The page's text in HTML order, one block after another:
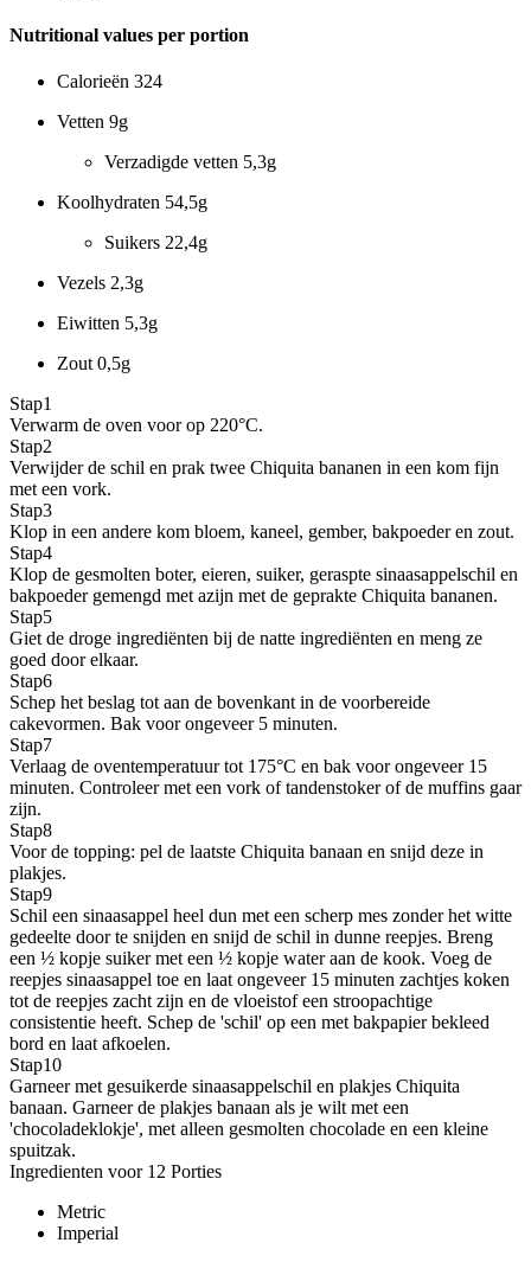
Nutritional values per portion
Calorieën 324
Vetten 9g
Verzadigde vetten 5,3g
Koolhydraten 54,5g
Suikers 22,4g
Vezels 2,3g
Eiwitten 5,3g
Zout0,5g
Stap1
Verwarm de oven voor op 220°C.
Stap2
Verwijder de schil en prak twee Chiquita bananen in een kom fijn
met een vork.
Stap3
Klop in een andere kom bloem, kaneel, gember, bakpoeder en zout.
Stap4
Klop de gesmolten boter, eieren, suiker, geraspte sinaasappelschil en
bakpoeder gemengd met azijn met de geprakte Chiquita bananen.
Stap5
Giet de droge ingrediënten bij de natte ingrediënten en meng ze
goed door elkaar.
Stap6
Schep het beslag tot aan de bovenkant in de voorbereide
cakevormen. Bak voor ongeveer 5 minuten.
Stap7
Verlaag de oventemperatuur tot 175°C en bak voor ongeveer 15
minuten. Controleer met een vork of tandenstoker of de muffins gaar
zijn.
Stap8
Voor de topping: pel de laatste Chiquita banaan en snijd deze in
plakjes.
Stap9
Schil een sinaasappel heel dun met een scherp mes zonder het witte
gedeelte door te snijden en snijd de schil in dunne reepjes. Breng
een ½ kopje suiker met een ½ kopje water aan de kook. Voeg de
reepjes sinaasappel toe en laat ongeveer 15 minuten zachtjes koken
tot de reepjes zacht zijn en de vloeistof een stroopachtige
consistentie heeft. Schep de 'schil' op een met bakpapier bekleed
bord en laat afkoelen.
Stap10
Garneer met gesuikerde sinaasappelschil en plakjes Chiquita
banaan. Garneer de plakjes banaan als je wilt met een
'chocoladeklokje', met alleen gesmolten chocolade en een kleine
spuitzak.
Ingredienten voor 12 Porties
Metric
Imperial